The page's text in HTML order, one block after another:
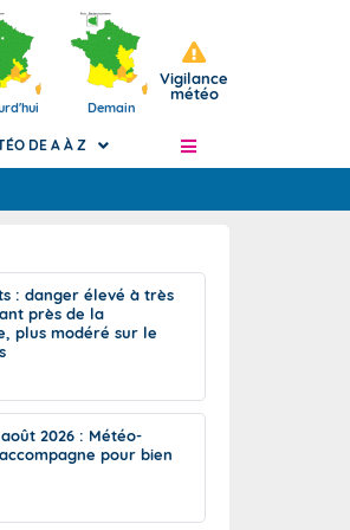
Demain
Vigilance
météo
dangereux de J+2 à J+7
pluies intenses à l'échelle
(Apic)
DE A À Z
: danger élevé à très
près de la
plus modéré sur le
août 2026 : Météo-
pour bien